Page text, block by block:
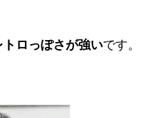
トロっぽさが強いです。